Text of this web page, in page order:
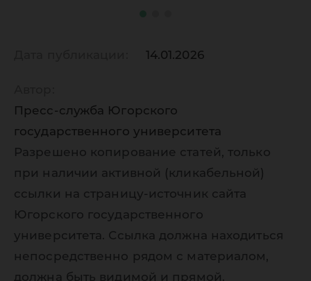
14.01.2026
Пресс-служба Югорского
государственного университета
Разрешено копирование статей, только
при наличии активной (кликабельной)
ссылки на страницу-источник сайта
Югорского государственного
университета. Ссылка должна находиться
непосредственно рядом с материалом,
должна быть видимой и прямой.